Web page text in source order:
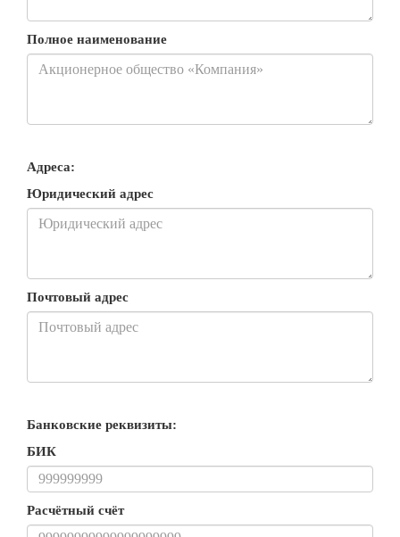
Полное наименование
Адреса:
Юридический адрес
Почтовый адрес
Банковские реквизиты:
БИК
Расчётный счёт